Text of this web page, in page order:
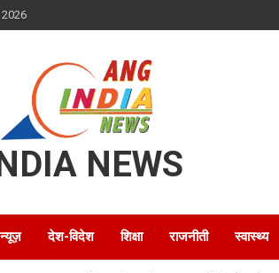
NEWS
देश-विदेश शिक्षा राजनीती स्वास्थ्य